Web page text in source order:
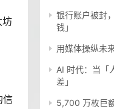
坊
信
银行账户被封
钱」
用媒体操纵未
AI 时代：当「
差」
5,700 万枚巨